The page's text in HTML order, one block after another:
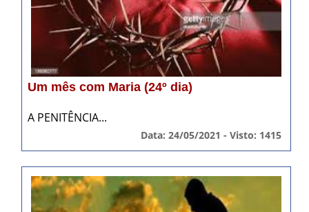
Um mês com Maria (24º dia)
A PENITÊNCIA...
Data: 24/05/2021 - Visto: 1415